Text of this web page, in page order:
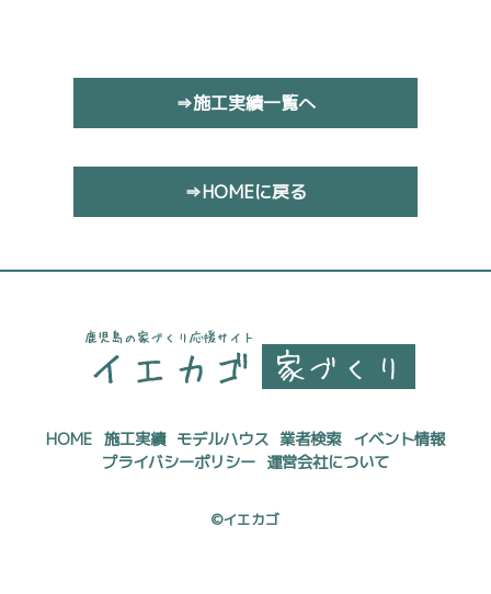
⇒施工実績一覧へ
⇒HOMEに戻る
HOME 施工実績 モデルハウス 業者検索 イベント情報
プライバシーポリシー 運営会社について
©イエカゴ